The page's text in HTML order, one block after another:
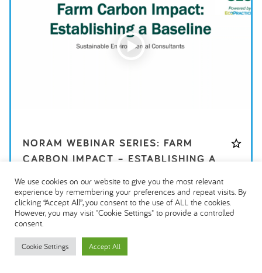
NORAM WEBINAR SERIES: FARM
CARBON IMPACT – ESTABLISHING A
MEHR LADEN
We use cookies on our website to give you the most relevant
experience by remembering your preferences and repeat visits. By
clicking “Accept All”, you consent to the use of ALL the cookies.
However, you may visit "Cookie Settings" to provide a controlled
consent.
Cookie Settings Accept All